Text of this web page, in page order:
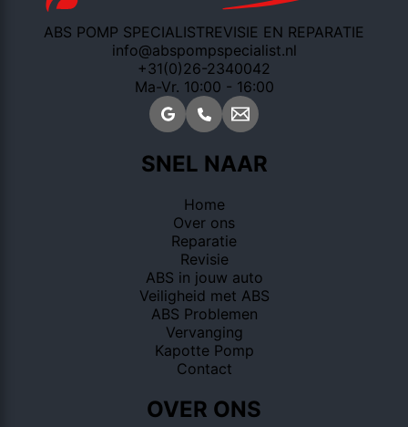
ABS POMP SPECIALISTREVISIE EN REPARATIE
info@abspompspecialist.nl
+31(0)26-2340042
Ma-Vr. 10:00 - 16:00
SNEL NAAR
Home
Over ons
Reparatie
Revisie
ABS in jouw auto
Veiligheid met ABS
ABS Problemen
Vervanging
Kapotte Pomp
Contact
OVER ONS